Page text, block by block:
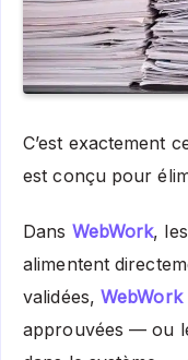
C’est exactement
est conçu pour
Dans WebWork,
alimentent
validées, WebWork
approuvées — ou